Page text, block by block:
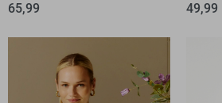
65,99
49,99